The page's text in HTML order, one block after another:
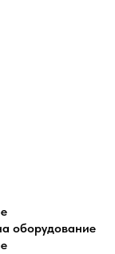
оборудование